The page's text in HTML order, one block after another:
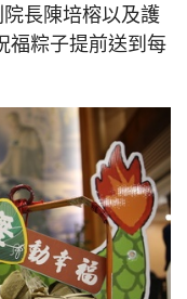
長陳培榕以及護
福粽子提前送到每